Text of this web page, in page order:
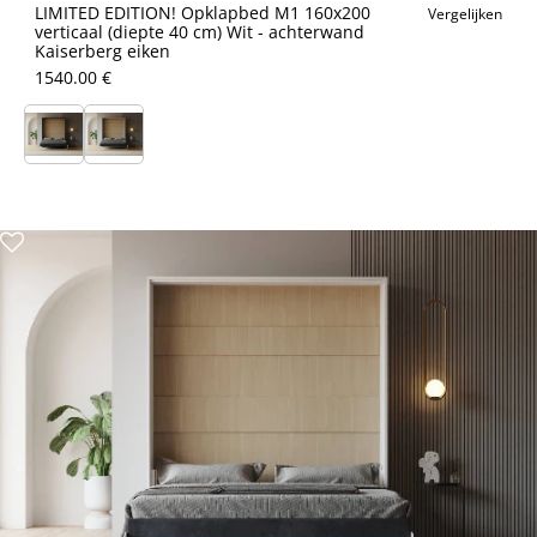
LIMITED EDITION! Opklapbed M1 160x200
verticaal (diepte 40 cm) Wit - achterwand
Kaiserberg eiken
Vergelijken
1540.00 €